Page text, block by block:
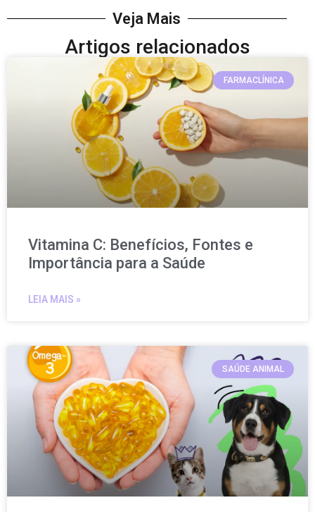
Veja Mais
Artigos relacionados
FARMACLÍNICA
Vitamina C: Benefícios, Fontes e
Importância para a Saúde
LEIA MAIS »
SAÚDE ANIMAL